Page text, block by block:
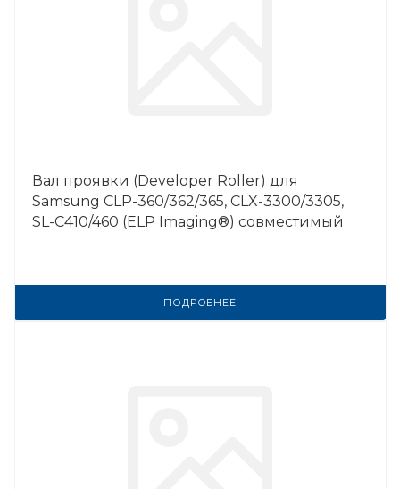
Вал проявки (Developer Roller) для
Samsung CLP-360/362/365, CLX-3300/3305,
SL-C410/460 (ELP Imaging®) совместимый
ПОДРОБНЕЕ